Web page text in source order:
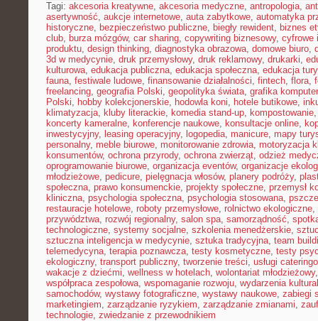
Tagi: akcesoria kreatywne, akcesoria medyczne, antropologia,
asertywność, aukcje internetowe, auta zabytkowe, automatyka
historyczne, bezpieczeństwo publiczne, biegły rewident, biznes
club, burza mózgów, car sharing, copywriting biznesowy, cyfrowe
produktu, design thinking, diagnostyka obrazowa, domowe biuro,
3d w medycynie, druk przemysłowy, druk reklamowy, drukarki,
kulturowa, edukacja publiczna, edukacja społeczna, edukacja
fauna, festiwale ludowe, finansowanie działalności, fintech, flora,
freelancing, geografia Polski, geopolityka świata, grafika
Polski, hobby kolekcjonerskie, hodowla koni, hotele butikowe,
klimatyzacja, kluby literackie, komedia stand-up, kompostowanie
koncerty kameralne, konferencje naukowe, konsultacje online,
inwestycyjny, leasing operacyjny, logopedia, manicure, mapy
personalny, meble biurowe, monitorowanie zdrowia, motoryzacja
konsumentów, ochrona przyrody, ochrona zwierząt, odzież
oprogramowanie biurowe, organizacja eventów, organizacje
młodzieżowe, pedicure, pielęgnacja włosów, planery podróży,
społeczna, prawo konsumenckie, projekty społeczne, przemysł
kliniczna, psychologia społeczna, psychologia stosowana,
restauracje hotelowe, roboty przemysłowe, rolnictwo ekologiczne,
przywództwa, rozwój regionalny, salon spa, samorządność,
technologiczne, systemy socjalne, szkolenia menedżerskie,
sztuczna inteligencja w medycynie, sztuka tradycyjna, team
telemedycyna, terapia poznawcza, testy kosmetyczne, testy
ekologiczny, transport publiczny, tworzenie treści, usługi
wakacje z dziećmi, wellness w hotelach, wolontariat młodzieżowy
współpraca zespołowa, wspomaganie rozwoju, wydarzenia
samochodów, wystawy fotograficzne, wystawy naukowe, zabiegi
marketingiem, zarządzanie ryzykiem, zarządzanie zmianami,
technologie, zwiedzanie z przewodnikiem